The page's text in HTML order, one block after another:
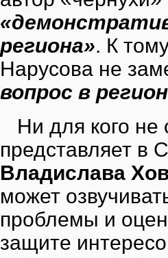
региона». К
Нарусова не
вопрос в
Ни для кого
представляет в
Владислава
может
проблемы и
защите